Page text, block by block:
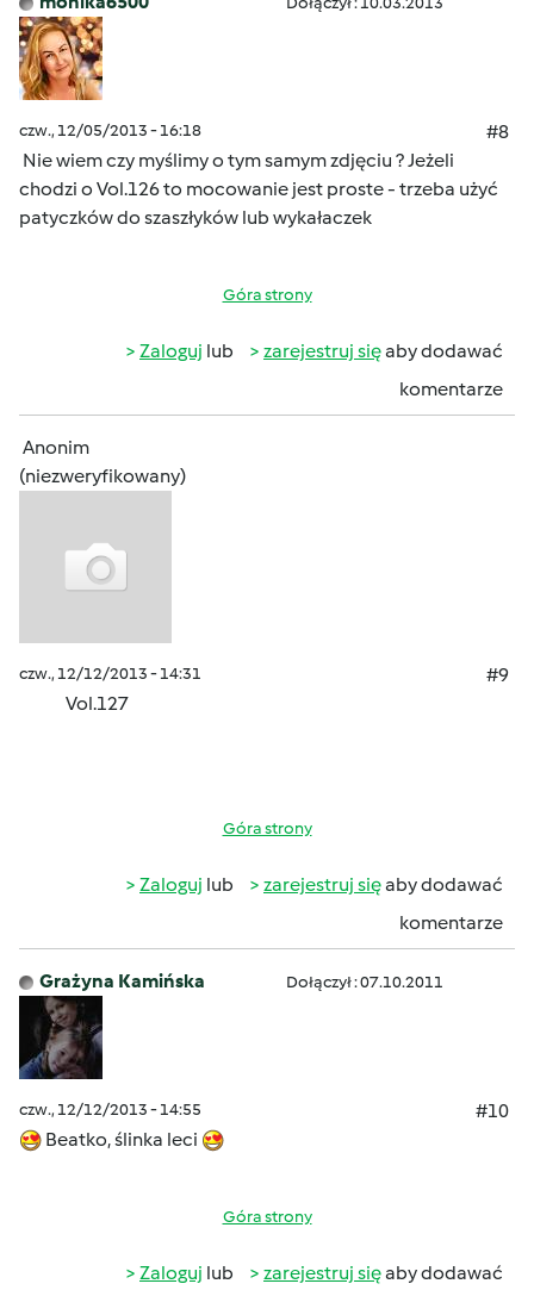
czw., 12/05/2013 - 16:18
#8
Nie wiem czy myślimy o tym samym zdjęciu ? Jeżeli
chodzi o Vol.126 to mocowanie jest proste - trzeba użyć
patyczków do szaszłyków lub wykałaczek
Góra strony
Zaloguj lub zarejestruj sięaby dodawać
komentarze
Anonim
(niezweryfikowany)
czw., 12/12/2013 - 14:31
#9
Vol.127
Góra strony
Zaloguj lub zarejestruj sięaby dodawać
komentarze
Grażyna Kamińska Dołączył : 07.10.2011
czw., 12/12/2013 - 14:55
#10
Beatko, ślinka leci
Góra strony
Zaloguj lub zarejestruj sięaby dodawać